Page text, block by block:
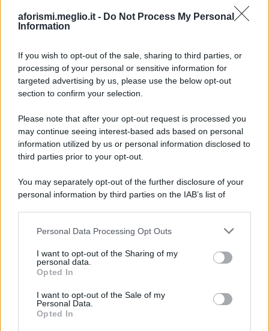
aforismi.meglio.it - Do Not Process My Personal
Information
If you wish to opt-out of the sale, sharing to third parties, or
processing of your personal or sensitive information for
targeted advertising by us, please use the below opt-out
section to confirm your selection.
Please note that after your opt-out request is processed you
may continue seeing interest-based ads based on personal
information utilized by us or personal information disclosed to
third parties prior to your opt-out.
You may separately opt-out of the further disclosure of your
personal information by third parties on the IAB’s list of
This information may also be disclosed by us to third parties
disclose it to other third parties.
Please note that this website/app uses one or more Google
services and may gather and store information including but
not limited to your visit or usage behaviour. You may click to
grant or deny consent to Google and its third-party tags to
Personal Data Processing Opt Outs
I want to opt-out of the Sharing of my
personal data.
Opted In
I want to opt-out of the Sale of my
Personal Data.
Opted In
Ricevi LE FRASI PIÙ BELLE via e-mail
E-mail